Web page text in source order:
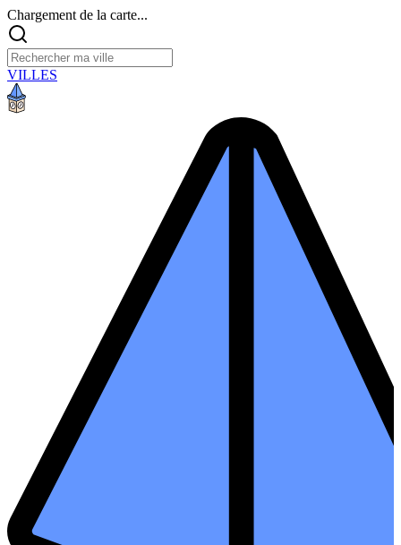
Chargement de la carte...
VILLES